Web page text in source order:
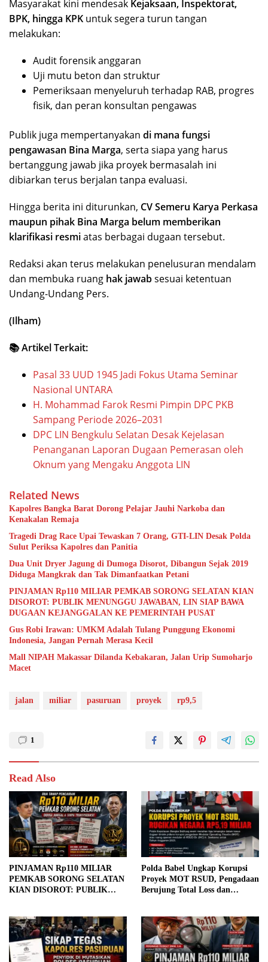
Masyarakat kini mendesak Kejaksaan, Inspektorat,
BPK, hingga KPK untuk segera turun tangan
melakukan:
Audit forensik anggaran
Uji mutu beton dan struktur
Pemeriksaan menyeluruh terhadap RAB, progres
fisik, dan peran konsultan pengawas
Publik juga mempertanyakan di mana fungsi
pengawasan Bina Marga, serta siapa yang harus
bertanggung jawab jika proyek bermasalah ini
dibiarkan terus berjalan tanpa evaluasi.
Hingga berita ini diturunkan, CV Semeru Karya Perkasa
maupun pihak Bina Marga belum memberikan
klarifikasi resmiatas berbagai dugaan tersebut.
Redaksi akan terus melakukan penelusuran mendalam
dan membuka ruang hak jawabsesuai ketentuan
Undang-Undang Pers.
(Ilham)
📚 Artikel Terkait:
Pasal 33 UUD 1945 Jadi Fokus Utama Seminar
Nasional UNTARA
H. Mohammad Farok Resmi Pimpin DPC PKB
Sampang Periode 2026–2031
DPC LIN Bengkulu Selatan Desak Kejelasan
Penanganan Laporan Dugaan Pemerasan oleh
Oknum yang Mengaku Anggota LIN
Related News
Kapolres Bangka Barat Dorong Pelajar Jauhi Narkoba dan
Kenakalan Remaja
Tragedi Drag Race Upai Tewaskan 7 Orang, GTI-LIN Desak Polda
Sulut Periksa Kapolres dan Panitia
Dua Unit Dryer Jagung di Dumoga Disorot, Dibangun Sejak 2019
Diduga Mangkrak dan Tak Dimanfaatkan Petani
PINJAMAN Rp110 MILIAR PEMKAB SORONG SELATAN KIAN
DISOROT: PUBLIK MENUNGGU JAWABAN, LIN SIAP BAWA
DUGAAN KEJANGGALAN KE PEMERINTAH PUSAT
Gus Robi Irawan: UMKM Adalah Tulang Punggung Ekonomi
Indonesia, Jangan Pernah Merasa Kecil
Mall NIPAH Makassar Dilanda Kebakaran, Jalan Urip Sumoharjo
Macet
jalan miliar pasuruan proyek rp9,5
1
Read Also
PINJAMAN Rp110 MILIAR
PEMKAB SORONG SELATAN
KIAN DISOROT: PUBLIK
KEJANGGALAN KE
PEMERINTAH PUSAT
Polda Babel Ungkap Korupsi
Proyek MOT RSUD, Pengadaan
Berujung Total Loss dan